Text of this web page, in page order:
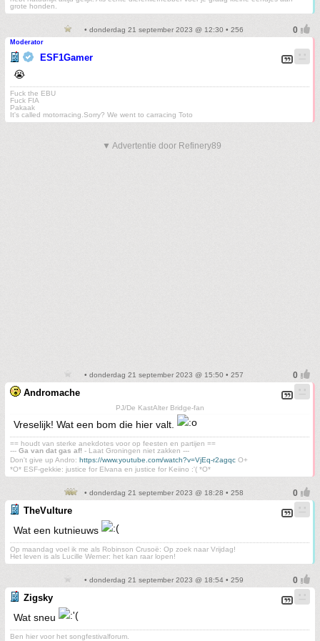
grote honden.
• donderdag 21 september 2023 @ 12:30 • 256
Moderator
ESF1Gamer
😭
Fuck the EBU
Fuck FIA
Pakaak
It's called motorracing.Sorry? We went to carracing Toto
▼ Advertentie door Refinery89
• donderdag 21 september 2023 @ 15:50 • 257
Andromache
PJ/De KastAlter Bridge-fan
Vreselijk! Wat een bom die hier valt.
== houdt van sterke anekdotes voor op feesten en partijen ==
--- Ga van dat gas af! - Laat Groningen niet zakken ---
Don't give up Andro: https://www.youtube.com/watch?v=VjEq-r2agqc O+
*O* ESF-gekkie: justice for Elvana en justice for Keiino :'( *O*
• donderdag 21 september 2023 @ 18:28 • 258
TheVulture
Wat een kutnieuws
Op maandag voel ik me als Robinson Crusoë: Op zoek naar Vrijdag!
Het leven is als Lucille Werner: het kan raar lopen!
• donderdag 21 september 2023 @ 18:54 • 259
Zigsky
Wat sneu
Ben hier voor het songfestivalforum.